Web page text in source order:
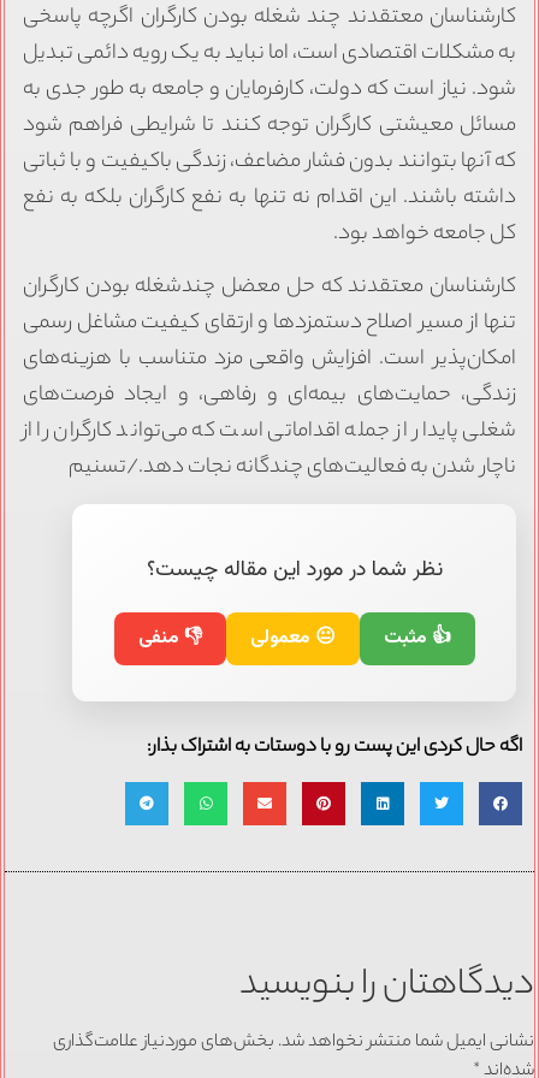
کارشناسان معتقدند چند شغله بودن کارگران اگرچه پاسخی
به مشکلات اقتصادی است، اما نباید به یک رویه دائمی تبدیل
شود. نیاز است که دولت، کارفرمایان و جامعه به طور جدی به
مسائل معیشتی کارگران توجه کنند تا شرایطی فراهم شود
که آنها بتوانند بدون فشار مضاعف، زندگی باکیفیت و با ثباتی
داشته باشند. این اقدام نه تنها به نفع کارگران بلکه به نفع
کل جامعه خواهد بود.
کارشناسان معتقدند که حل معضل چندشغله بودن کارگران
تنها از مسیر اصلاح دستمزدها و ارتقای کیفیت مشاغل رسمی
امکان‌پذیر است. افزایش واقعی مزد متناسب با هزینه‌های
زندگی، حمایت‌های بیمه‌ای و رفاهی، و ایجاد فرصت‌های
شغلی پایدار از جمله اقداماتی است که می‌تواند کارگران را از
ناچار شدن به فعالیت‌های چندگانه نجات دهد./تسنیم
نظر شما در مورد این مقاله چیست؟
👍 مثبت 😐 معمولی 👎 منفی
اگه حال کردی این پست رو با دوستات به اشتراک بذار:
دیدگاهتان را بنویسید
نشانی ایمیل شما منتشر نخواهد شد. بخش‌های موردنیاز علامت‌گذاری
شده‌اند*